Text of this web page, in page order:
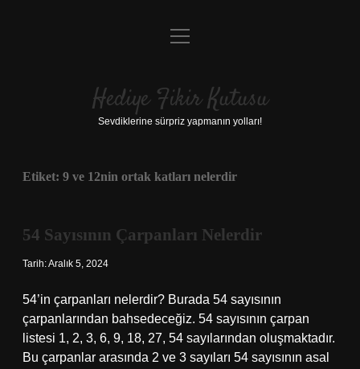
Anasayfa
Yasal Uyarı
menüyü
Hediye Fikir Kutusu
Sevdiklerine sürpriz yapmanın yolları!
Etiket: 9 ve 12nin ortak katları nelerdir
54 Sayısının Çarpanları Nelerdir
Tarih: Aralık 5, 2024
54’in çarpanları nelerdir? Burada 54 sayısının
çarpanlarından bahsedeceğiz. 54 sayısının çarpan
listesi 1, 2, 3, 6, 9, 18, 27, 54 sayılarından oluşmaktadır.
Bu çarpanlar arasında 2 ve 3 sayıları 54 sayısının asal